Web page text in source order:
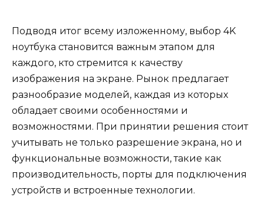
Подводя итог всему изложенному, выбор 4K
ноутбука становится важным этапом для
каждого, кто стремится к качеству
изображения на экране. Рынок предлагает
разнообразие моделей, каждая из которых
обладает своими особенностями и
возможностями. При принятии решения стоит
учитывать не только разрешение экрана, но и
функциональные возможности, такие как
производительность, порты для подключения
устройств и встроенные технологии.